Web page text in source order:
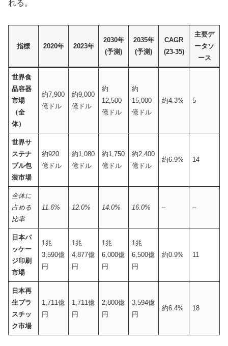
れる。
指標 2020年 2023年
2030年
(予測)
2035年
(予測)
CAGR
(23-35)
主要デ
ータソ
ース
世界食
品容器
市場
（全
体）
約7,900
億ドル
約9,000
億ドル
約
12,500
億ドル
約
15,000
億ドル
約4.3% 5
世界サ
ステナ
ブル包
装市場
約920
億ドル
約1,080
億ドル
約1,750
億ドル
約2,400
億ドル
約6.9% 14
全体に
占める
比率
11.6% 12.0% 14.0% 16.0% – –
日本パ
ッケー
ジ印刷
市場
1兆
3,590億
円
1兆
4,877億
円
1兆
6,000億
円
1兆
6,500億
円
約0.9% 11
日本再
生プラ
スチッ
ク市場
1,711億
円
1,711億
円
2,800億
円
3,594億
円
約6.4% 18